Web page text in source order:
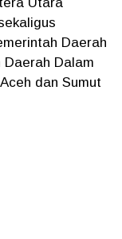
Daerah
Daerah Dalam
dan Sumut